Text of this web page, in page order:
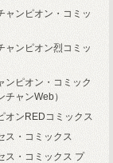
ャンピオン・コミッ
ャンピオン烈コミッ
ンピオン・コミック
チャンWeb）
オンREDコミックス
ス・コミックス
ス・コミックス プ